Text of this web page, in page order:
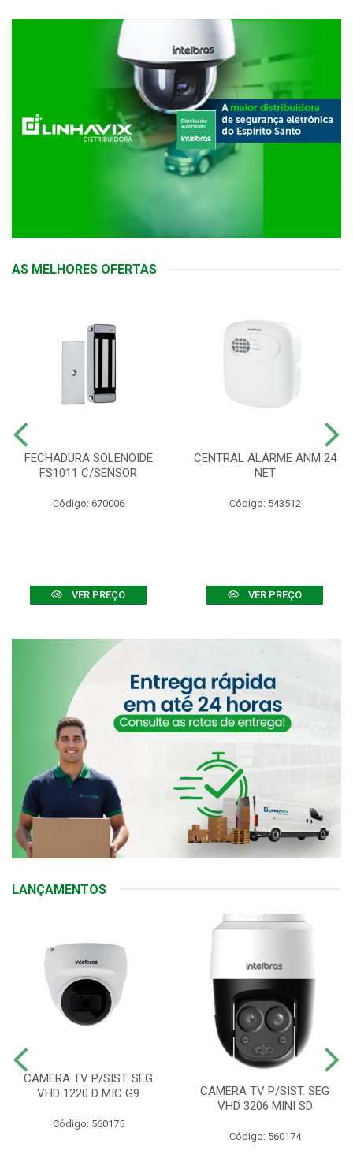
AS MELHORES OFERTAS
FECHADURA SOLENOIDE
FS1011 C/SENSOR
Código: 670006
VER PREÇO
CENTRAL ALARME ANM 24
NET
Código: 543512
VER PREÇO
LANÇAMENTOS
CAMERA TV P/SIST. SEG
VHD 1220 D MIC G9
Código: 560175
CAMERA TV P/SIST. SEG
VHD 3206 MINI SD
Código: 560174